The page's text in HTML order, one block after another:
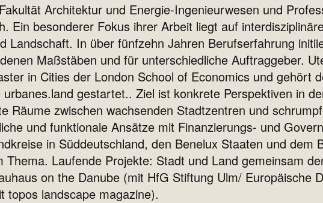
Architektur und Energie-Ingenieurwesen und
Ein besonderer Fokus ihrer Arbeit liegt auf
Landschaft. In über fünfzehn Jahren Berufserfahrung
Maßstäben und für unterschiedliche Auftraggeber.
in Cities der London School of Economics und gehört
gestartet.. Ziel ist konkrete Perspektiven in
Räume zwischen wachsenden Stadtzentren und
und funktionale Ansätze mit Finanzierungs- und
in Süddeutschland, den Benelux Staaten und dem
Laufende Projekte: Stadt und Land gemeinsam
on the Danube (mit HfG Stiftung Ulm/ Europäische
topos landscape magazine).